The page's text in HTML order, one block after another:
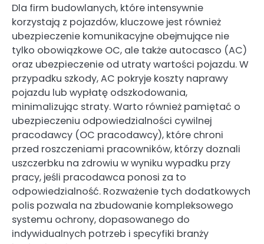
Dla firm budowlanych, które intensywnie
korzystają z pojazdów, kluczowe jest również
ubezpieczenie komunikacyjne obejmujące nie
tylko obowiązkowe OC, ale także autocasco (AC)
oraz ubezpieczenie od utraty wartości pojazdu. W
przypadku szkody, AC pokryje koszty naprawy
pojazdu lub wypłatę odszkodowania,
minimalizując straty. Warto również pamiętać o
ubezpieczeniu odpowiedzialności cywilnej
pracodawcy (OC pracodawcy), które chroni
przed roszczeniami pracowników, którzy doznali
uszczerbku na zdrowiu w wyniku wypadku przy
pracy, jeśli pracodawca ponosi za to
odpowiedzialność. Rozważenie tych dodatkowych
polis pozwala na zbudowanie kompleksowego
systemu ochrony, dopasowanego do
indywidualnych potrzeb i specyfiki branży